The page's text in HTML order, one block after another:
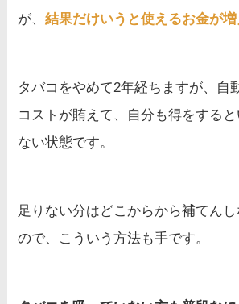
が、結果だけいうと使えるお金が
タバコをやめて2年経ちますが、自
コストが賄えて、自分も得をすると
ない状態です。
足りない分はどこからから補てん
ので、こういう方法も手です。